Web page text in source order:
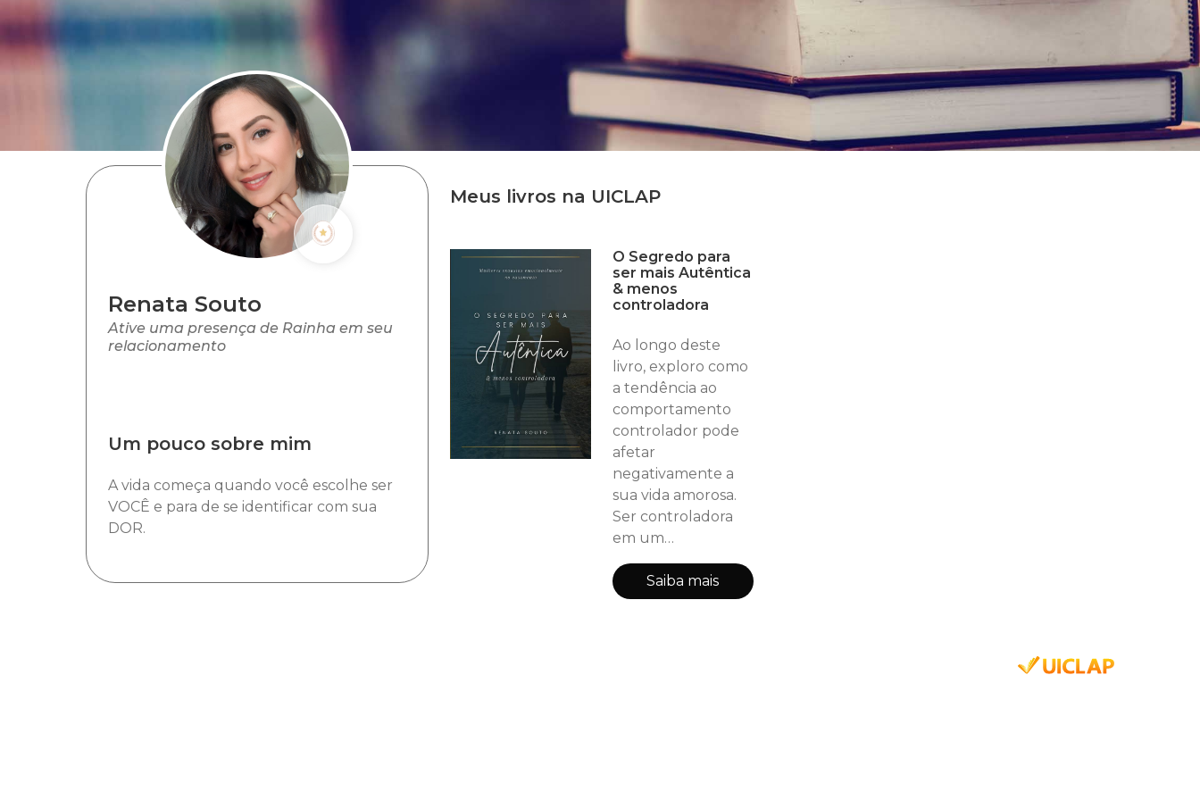
Renata Souto
Ative uma presença de Rainha em seu
relacionamento
Um pouco sobre mim
A vida começa quando você escolhe ser
VOCÊ e para de se identificar com sua
DOR.
Meus livros na UICLAP
O Segredo para
ser mais Autêntica
& menos
controladora
Ao longo deste
livro, exploro como
a tendência ao
comportamento
controlador pode
afetar
negativamente a
sua vida amorosa.
Ser controladora
em um
relacionamento
amoroso pode ser
muito prejudicial à
Saiba mais